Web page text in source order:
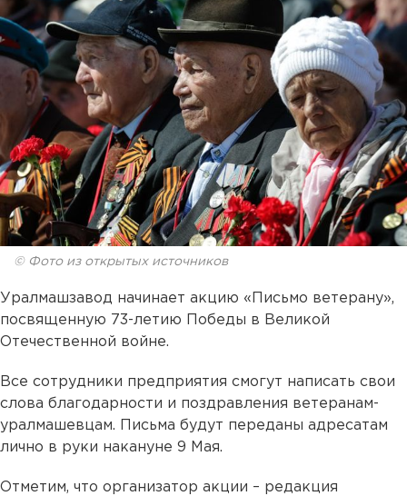
© Фото из открытых источников
Уралмашзавод начинает акцию «Письмо ветерану»,
посвященную 73-летию Победы в Великой
Отечественной войне.
Все сотрудники предприятия смогут написать свои
слова благодарности и поздравления ветеранам-
уралмашевцам. Письма будут переданы адресатам
лично в руки накануне 9 Мая.
Отметим, что организатор акции – редакция